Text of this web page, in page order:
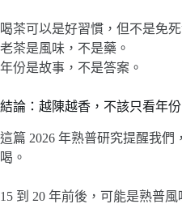
喝茶可以是好習慣，但不是免死
老茶是風味，不是藥。
年份是故事，不是答案。
結論：越陳越香，不該只看年份
這篇 2026 年熟普研究提醒我
喝。
15 到 20 年前後，可能是熟普